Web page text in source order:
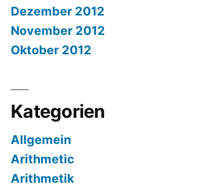
Dezember 2012
November 2012
Oktober 2012
Kategorien
Allgemein
Arithmetic
Arithmetik